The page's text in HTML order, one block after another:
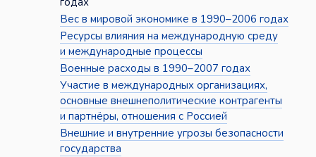
Вес в мировой экономике в 1990–2006 годах
Ресурсы влияния на международную среду
и международные процессы
Военные расходы в 1990–2007 годах
Участие в международных организациях,
основные внешнеполитические контрагенты
и партнёры, отношения с Россией
Внешние и внутренние угрозы безопасности
государства